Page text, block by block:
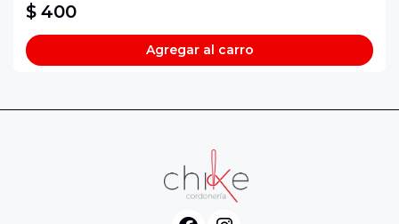
$ 400
Agregar al carro